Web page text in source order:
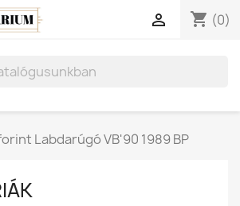
shopping_cart (0)

Labdarúgó VB'90 1989 BP